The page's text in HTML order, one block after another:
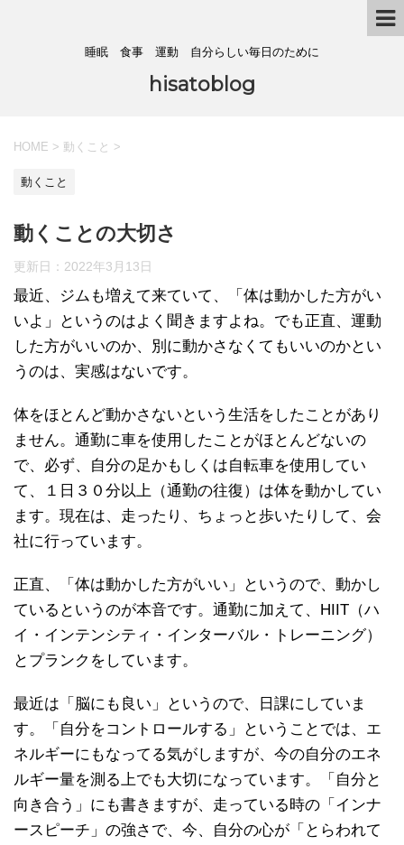
睡眠 食事 運動 自分らしい毎日のために
hisatoblog
HOME > 動くこと >
動くこと
動くことの大切さ
更新日： 2022年3月13日
最近、ジムも増えて来ていて、「体は動かした方がい
いよ」というのはよく聞きますよね。でも正直、運動
した方がいいのか、別に動かさなくてもいいのかとい
うのは、実感はないです。
体をほとんど動かさないという生活をしたことがあり
ません。通勤に車を使用したことがほとんどないの
で、必ず、自分の足かもしくは自転車を使用してい
て、１日３０分以上（通勤の往復）は体を動かしてい
ます。現在は、走ったり、ちょっと歩いたりして、会
社に行っています。
正直、「体は動かした方がいい」というので、動かし
ているというのが本音です。通勤に加えて、HIIT（ハ
イ・インテンシティ・インターバル・トレーニング）
とプランクをしています。
最近は「脳にも良い」というので、日課にしていま
す。「自分をコントロールする」ということでは、エ
ネルギーにもなってる気がしますが、今の自分のエネ
ルギー量を測る上でも大切になっています。「自分と
向き合う」にも書きますが、走っている時の「インナ
ースピーチ」の強さで、今、自分の心が「とらわれて